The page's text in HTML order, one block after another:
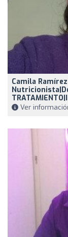
Camila Ramírez
Ver